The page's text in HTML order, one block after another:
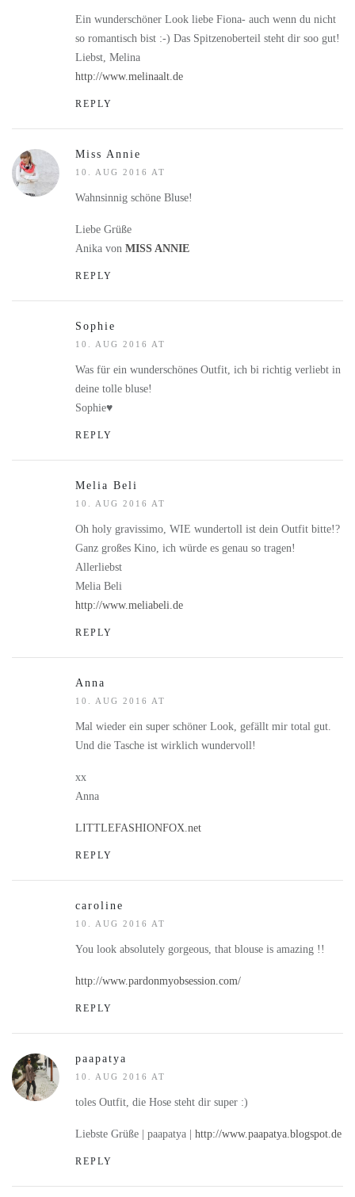
Ein wunderschöner Look liebe Fiona- auch wenn du nicht
so romantisch bist :-) Das Spitzenoberteil steht dir soo gut!
Liebst, Melina
http://www.melinaalt.de
REPLY
Miss Annie
10. AUG 2016 AT
Wahnsinnig schöne Bluse!
Liebe Grüße
Anika von MISS ANNIE
REPLY
Sophie
10. AUG 2016 AT
Was für ein wunderschönes Outfit, ich bi richtig verliebt in
deine tolle bluse!
Sophie♥
REPLY
Melia Beli
10. AUG 2016 AT
Oh holy gravissimo, WIE wundertoll ist dein Outfit bitte!?
Ganz großes Kino, ich würde es genau so tragen!
Allerliebst
Melia Beli
http://www.meliabeli.de
REPLY
Anna
10. AUG 2016 AT
Mal wieder ein super schöner Look, gefällt mir total gut.
Und die Tasche ist wirklich wundervoll!
xx
Anna
LITTLEFASHIONFOX.net
REPLY
caroline
10. AUG 2016 AT
You look absolutely gorgeous, that blouse is amazing !!
http://www.pardonmyobsession.com/
REPLY
paapatya
10. AUG 2016 AT
toles Outfit, die Hose steht dir super :)
Liebste Grüße | paapatya | http://www.paapatya.blogspot.de
REPLY